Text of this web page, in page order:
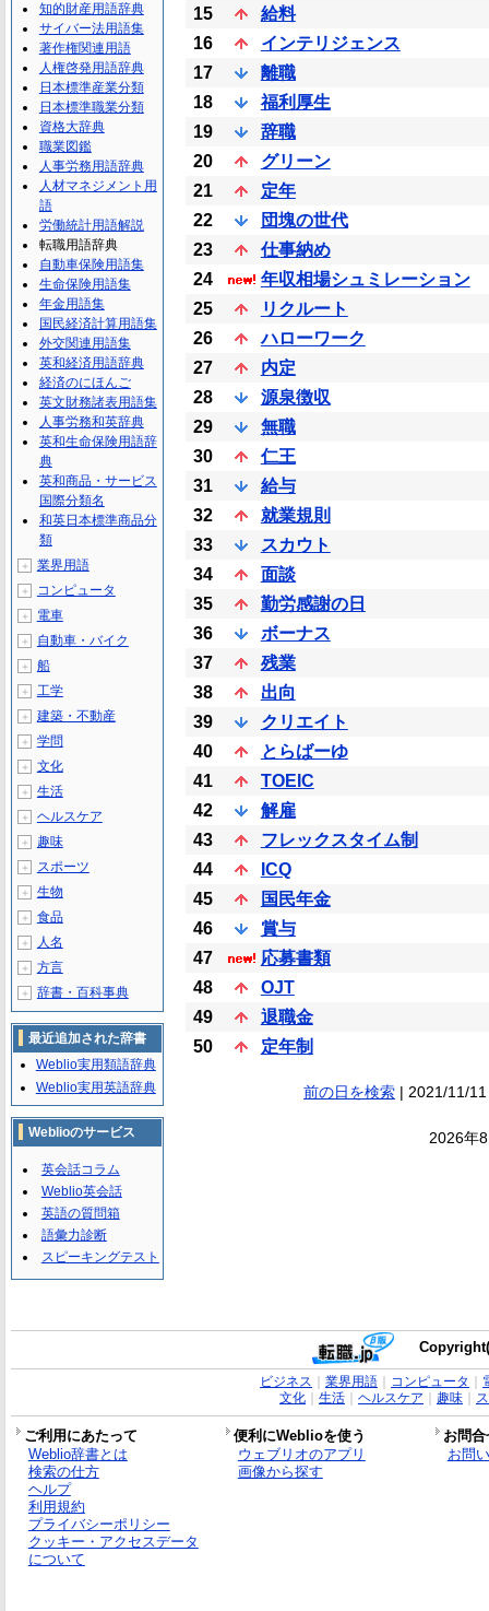
15
給料
16
インテリジェンス
17
離職
18
福利厚生
19
辞職
20
グリーン
21
定年
22
団塊の世代
23
仕事納め
24
年収相場シュミレーション
25
リクルート
26
ハローワーク
27
内定
28
源泉徴収
29
無職
30
仁王
31
給与
32
就業規則
33
スカウト
34
面談
35
勤労感謝の日
36
ボーナス
37
残業
38
出向
39
クリエイト
40
とらばーゆ
41
TOEIC
42
解雇
43
フレックスタイム制
44
ICQ
45
国民年金
46
賞与
47
応募書類
48
OJT
49
退職金
50
定年制
前の日を検索| 2021/11/
2026年
知的財産用語辞典
サイバー法用語集
著作権関連用語
人権啓発用語辞典
日本標準産業分類
日本標準職業分類
資格大辞典
職業図鑑
人事労務用語辞典
人材マネジメント用
語
労働統計用語解説
転職用語辞典
自動車保険用語集
生命保険用語集
年金用語集
国民経済計算用語集
外交関連用語集
英和経済用語辞典
経済のにほんご
英文財務諸表用語集
人事労務和英辞典
英和生命保険用語辞
典
英和商品・サービス
国際分類名
和英日本標準商品分
類
＋ 業界用語
＋ コンピュータ
＋ 電車
＋ 自動車・バイク
＋ 船
＋ 工学
＋ 建築・不動産
＋ 学問
＋ 文化
＋ 生活
＋ ヘルスケア
＋ 趣味
＋ スポーツ
＋ 生物
＋ 食品
＋ 人名
＋ 方言
＋ 辞書・百科事典
最近追加された辞書
Weblio実用類語辞典
Weblio実用英語辞典
Weblioのサービス
英会話コラム
Weblio英会話
英語の質問箱
語彙力診断
スピーキングテスト
ビジネス 業界用語｜ コンピュータ
文化｜ 生活｜ ヘルスケア 趣味｜
ご利用にあたって 便利にWeblioを使う
お問
Weblio辞書とは
検索の仕方
ヘルプ
利用規約
プライバシーポリシー
クッキー・アクセスデータ
について
ウェブリオのアプリ
画像から探す
お問